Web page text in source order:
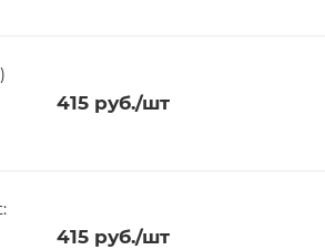
415руб./шт
415руб./шт